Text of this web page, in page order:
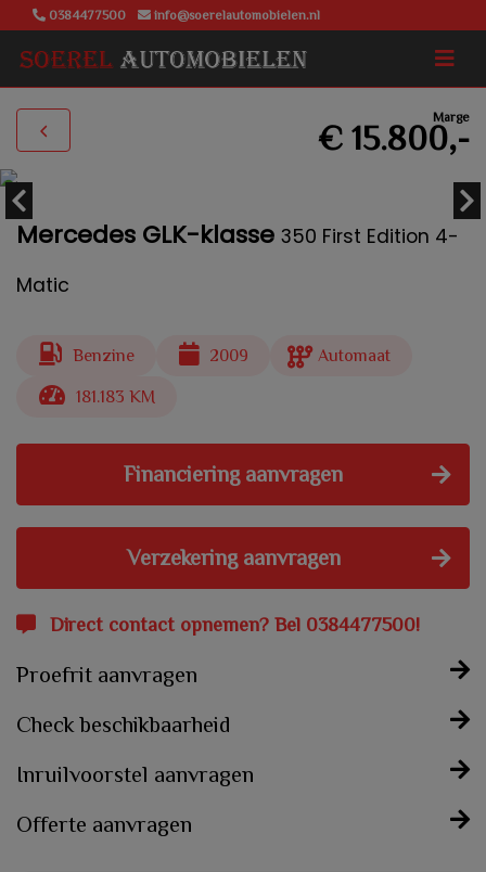
0384477500 info@soerelautomobielen.nl
Marge
€ 15.800,-
Mercedes GLK-klasse 350 First Edition 4-
Matic
Benzine 2009 Automaat
181.183 KM
Financiering aanvragen
Verzekering aanvragen
Direct contact opnemen? Bel 0384477500!
Proefrit aanvragen
Check beschikbaarheid
Inruilvoorstel aanvragen
Offerte aanvragen